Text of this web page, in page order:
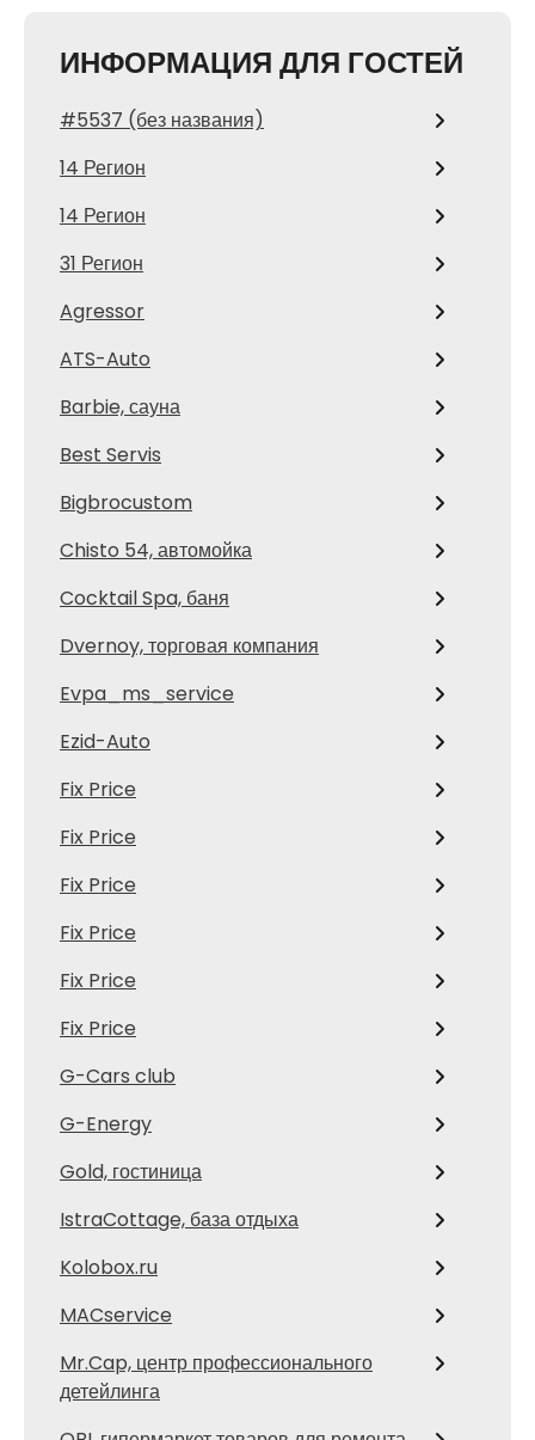
ИНФОРМАЦИЯ ДЛЯ ГОСТЕЙ
#5537 (без названия)
14 Регион
14 Регион
31 Регион
Agressor
ATS-Auto
Barbie, сауна
Best Servis
Bigbrocustom
Chisto 54, автомойка
Cocktail Spa, баня
Dvernoy, торговая компания
Evpa_ms_service
Ezid-Auto
Fix Price
Fix Price
Fix Price
Fix Price
Fix Price
Fix Price
G-Cars club
G-Energy
Gold, гостиница
IstraCottage, база отдыха
Kolobox.ru
MACservice
Mr.Cap, центр профессионального
детейлинга